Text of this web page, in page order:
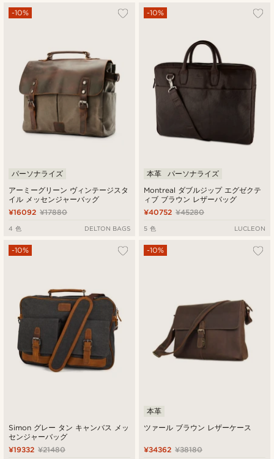
アーミーグリーン ヴィンテージスタ
イル メッセンジャーバッグ
-10%
パーソナライズ
¥17880
¥16092
4 色 DELTON BAGS
Montreal ダブルジップ エグゼクテ
ィブ ブラウン レザーバッグ
-10%
本革 パーソナライズ
¥45280
¥40752
5 色 LUCLEON
Simon グレー タン キャンバス メッ
センジャーバッグ
-10%
¥21480
¥19332
ツァール ブラウン レザーケース
-10%
本革
¥38180
¥34362